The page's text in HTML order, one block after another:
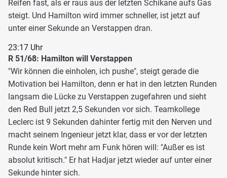
Reifen fast, als er raus aus der letzten Schikane aufs Gas
steigt. Und Hamilton wird immer schneller, ist jetzt auf
unter einer Sekunde an Verstappen dran.
23:17 Uhr
R 51/68: Hamilton will Verstappen
"Wir können die einholen, ich pushe", steigt gerade die
Motivation bei Hamilton, denn er hat in den letzten Runden
langsam die Lücke zu Verstappen zugefahren und sieht
den Red Bull jetzt 2,5 Sekunden vor sich. Teamkollege
Leclerc ist 9 Sekunden dahinter fertig mit den Nerven und
macht seinem Ingenieur jetzt klar, dass er vor der letzten
Runde kein Wort mehr am Funk hören will: "Außer es ist
absolut kritisch." Er hat Hadjar jetzt wieder auf unter einer
Sekunde hinter sich.